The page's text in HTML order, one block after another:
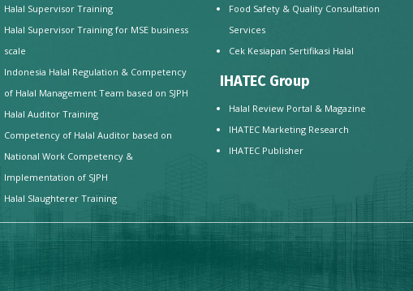
Halal Supervisor Training
Halal Supervisor Training for MSE business
scale
Indonesia Halal Regulation & Competency
of Halal Management Team based on SJPH
Halal Auditor Training
Competency of Halal Auditor based on
National Work Competency &
Implementation of SJPH
Halal Slaughterer Training
Food Safety & Quality Consultation
Services
Cek Kesiapan Sertifikasi Halal
IHATEC Group
Halal Review Portal & Magazine
IHATEC Marketing Research
IHATEC Publisher